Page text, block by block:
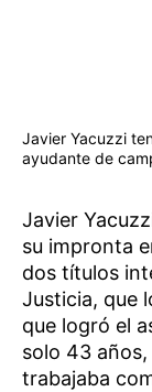
Javier Yacuzzi
ayudante de
Javier
su impronta
dos títulos
Justicia, que
que logró el
solo 43
trabajaba